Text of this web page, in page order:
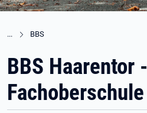
BBS
BBS Haarentor -
Fachoberschule